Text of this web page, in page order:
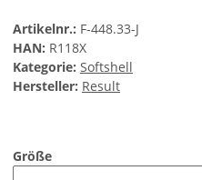
Artikelnr.: F-448.33-J
HAN: R118X
Kategorie: Softshell
Hersteller: Result
Größe